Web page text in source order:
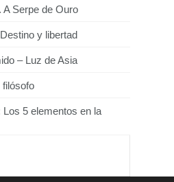
A Serpe de Ouro
y libertad
– Luz de Asia
filósofo
Los 5 elementos en la